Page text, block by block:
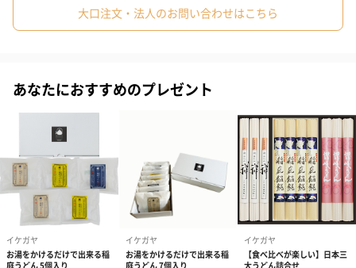
・カレーのお出汁（各250g）×各1
・クリームのお出汁（各250g）×各1
商品詳細情報
外装サイズ
賞味期限／消
費期限
常温1年
アレルゲン情
乳・小麦
温・冷凍・冷
蔵）
大口注文・法人のお問い合わせはこちら
あなたにおすすめのプレゼント